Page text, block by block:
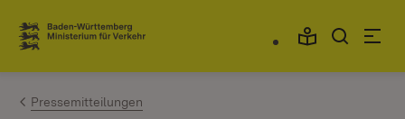
Zum Inhalt springen
Link zur Startseite
Pressemitteilungen